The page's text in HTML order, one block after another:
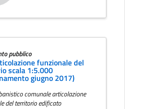
pubblico
funzionale del
scala 1:5.000
giugno 2017)
comunale articolazione
del territorio edificato